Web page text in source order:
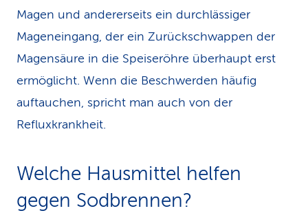
Magen und andererseits ein durch­lässiger
Mageneingang, der ein Zurück­schwappen der
Magensäure in die Speiseröhre überhaupt erst
ermöglicht. Wenn die Beschwerden häufig
auftau­chen, spricht man auch von der
Refluxkrankheit.
Welche Hausmittel helfen
gegen Sodbrennen?